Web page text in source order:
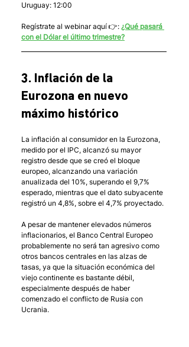
Uruguay: 12:00
Regístrate al webinar aquí 👉: ¿Qué pasará
con el Dólar el último trimestre?
3. Inflación de la
Eurozona en nuevo
máximo histórico
La inflación al consumidor en la Eurozona,
medido por el IPC, alcanzó su mayor
registro desde que se creó el bloque
europeo, alcanzando una variación
anualizada del 10%, superando el 9,7%
esperado, mientras que el dato subyacente
registró un 4,8%, sobre el 4,7% proyectado.
A pesar de mantener elevados números
inflacionarios, el Banco Central Europeo
probablemente no será tan agresivo como
otros bancos centrales en las alzas de
tasas, ya que la situación económica del
viejo continente es bastante débil,
especialmente después de haber
comenzado el conflicto de Rusia con
Ucrania.